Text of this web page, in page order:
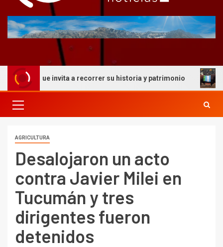
que invita a recorrer su historia y patrimonio La
AGRICULTURA
Desalojaron un acto
contra Javier Milei en
Tucumán y tres
dirigentes fueron
detenidos